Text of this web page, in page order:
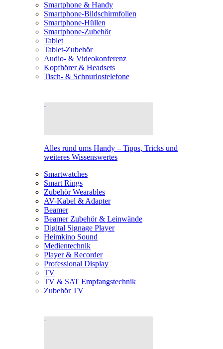
Smartphone & Handy
Smartphone-Bildschirmfolien
Smartphone-Hüllen
Smartphone-Zubehör
Tablet
Tablet-Zubehör
Audio- & Videokonferenz
Kopfhörer & Headsets
Tisch- & Schnurlostelefone
Alles rund ums Handy – Tipps, Tricks und
weiteres Wissenswertes
Smartwatches
Smart Rings
Zubehör Wearables
AV-Kabel & Adapter
Beamer
Beamer Zubehör & Leinwände
Digital Signage Player
Heimkino Sound
Medientechnik
Player & Recorder
Professional Display
TV
TV & SAT Empfangstechnik
Zubehör TV